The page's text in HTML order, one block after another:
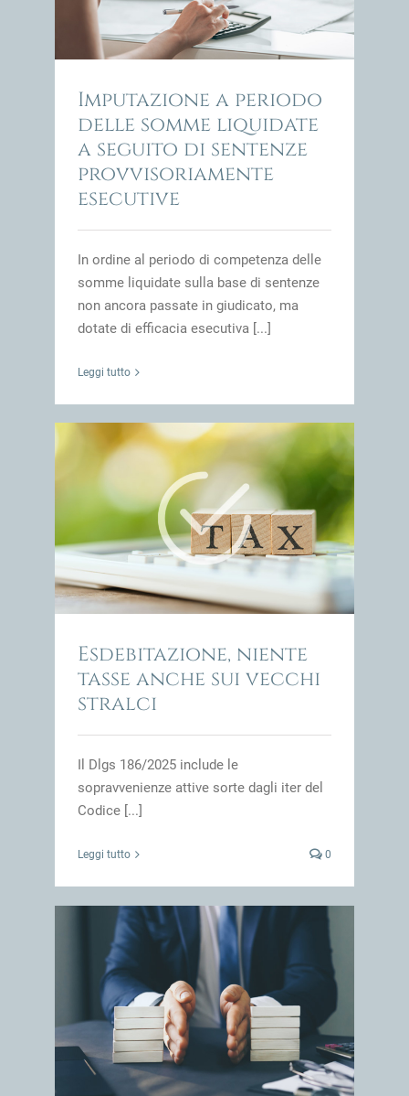
Imputazione a periodo
delle somme liquidate
a seguito di sentenze
provvisoriamente
esecutive
In ordine al periodo di competenza delle
somme liquidate sulla base di sentenze
non ancora passate in giudicato, ma
dotate di efficacia esecutiva [...]
Leggi tutto
Esdebitazione, niente
tasse anche sui vecchi
stralci
Il Dlgs 186/2025 include le
sopravvenienze attive sorte dagli iter del
Codice [...]
Leggi tutto 0